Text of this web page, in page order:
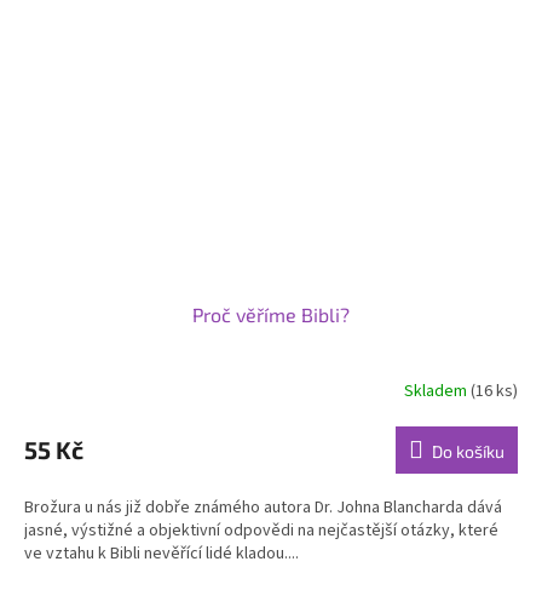
Proč věříme Bibli?
Skladem (16 ks)
55 Kč Do košíku
Brožura u nás již dobře známého autora Dr. Johna Blancharda dává
jasné, výstižné a objektivní odpovědi na nejčastější otázky, které
ve vztahu k Bibli nevěřící lidé kladou....